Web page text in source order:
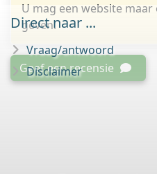
U mag een website
geven.
Geef een recensie
Direct naar ...
Vraag/antwoord
Disclaimer